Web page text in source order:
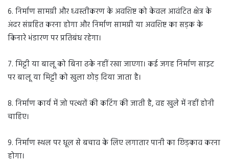
6. निर्माण सामग्री और ध्वस्तीकरण के अवशिष्ट को केवल आवंटित क्षेत्र के
अंदर संग्रहित करना होगा और निर्माण सामग्री या अवशिष्ट का सड़क के
किनारे भंडारण पर प्रतिबंध रहेगा।
7. मिट्टी या बालू को बिना ढके नहीं रखा जाएगा। कई जगह निर्माण साइट
पर बालू या मिट्टी को खुला छोड़ दिया जाता है।
8. निर्माण कार्य में जो पत्थरों की कटिंग की जाती है, वह खुले में नहीं होनी
चाहिए।
9. निर्माण स्थल पर धूल से बचाव के लिए लगातार पानी का छिड़काव करना
होगा।